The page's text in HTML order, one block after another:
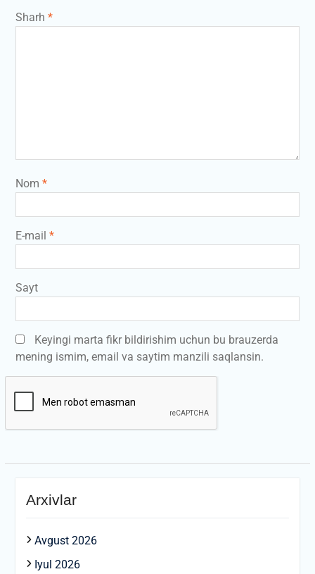
Sharh *
Nom *
E-mail *
Sayt
Keyingi marta fikr bildirishim uchun bu brauzerda
mening ismim, email va saytim manzili saqlansin.
Arxivlar
Avgust 2026
Iyul 2026